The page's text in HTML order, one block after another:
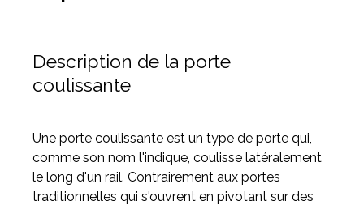
Description de la porte
coulissante
Une porte coulissante est un type de porte qui,
comme son nom l'indique, coulisse latéralement
le long d'un rail. Contrairement aux portes
traditionnelles qui s'ouvrent en pivotant sur des